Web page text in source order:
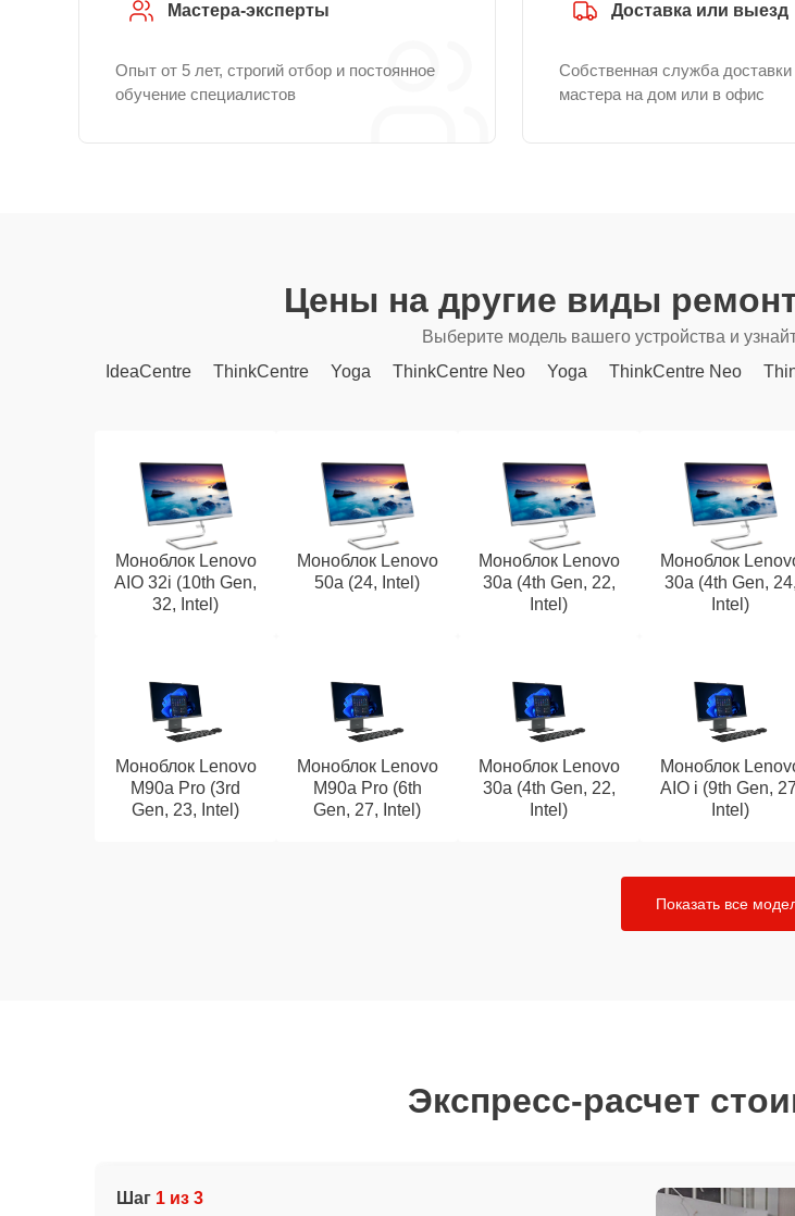
Мастера-эксперты
Опыт от 5 лет, строгий отбор и постоянное
обучение специалистов
Доставка или выезд
Собственная служба
мастера на дом или в офис
Цены на другие виды
Выберите модель вашего устройства и
IdeaCentre
ThinkCentre Yoga ThinkCentre Neo Yoga ThinkCentre Neo
Моноблок Lenovo
AIO 32i (10th Gen,
32, Intel)
Моноблок Lenovo
50a (24, Intel)
Моноблок Lenovo
30a (4th Gen, 22,
Intel)
Моноблок
30a (4th Gen, 24,
Intel)
Моноблок Lenovo
M90a Pro (3rd
Gen, 23, Intel)
Моноблок Lenovo
M90a Pro (6th
Gen, 27, Intel)
Моноблок Lenovo
30a (4th Gen, 22,
Intel)
Моноблок
AIO i (9th Gen,
Intel)
Показать все
Экспресс-расчет
Шаг 1 из 3